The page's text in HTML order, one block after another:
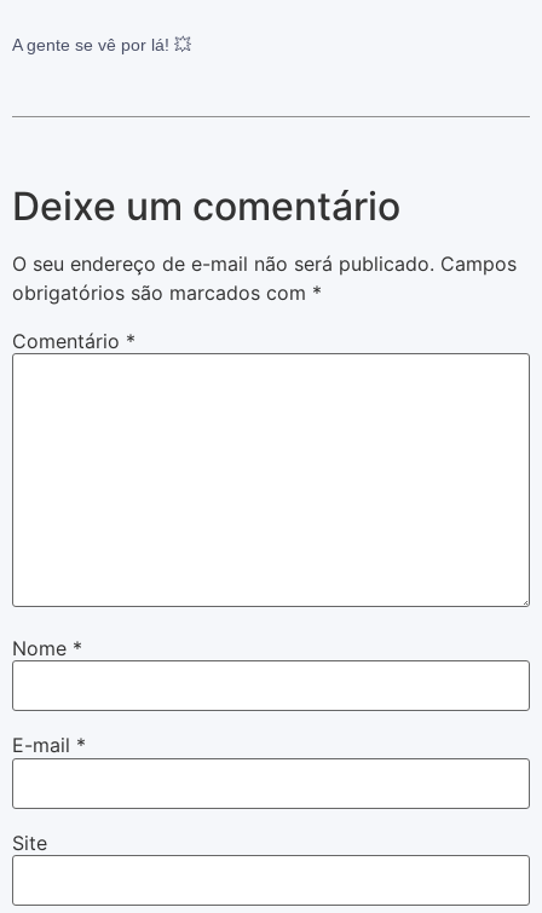
A gente se vê por lá! 💥
Deixe um comentário
O seu endereço de e-mail não será publicado. Campos
obrigatórios são marcados com *
Comentário *
Nome *
E-mail *
Site